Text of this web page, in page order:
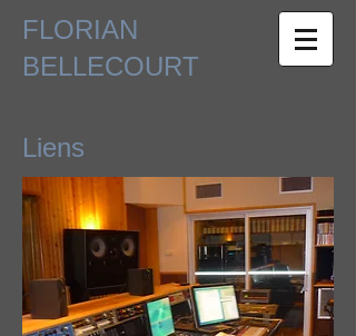
FLORIAN
BELLECOURT
Liens